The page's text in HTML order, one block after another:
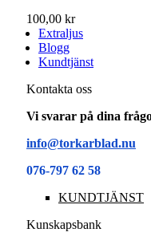
100,00 kr
Extraljus
Blogg
Kundtjänst
Kontakta oss
Vi svarar på dina
info@torkarblad.nu
076-797 62 58
KUNDTJÄNST
Kunskapsbank